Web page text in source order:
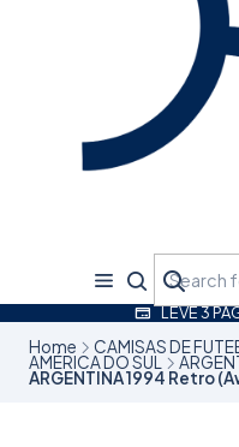
LEVE 3
Home CAMISAS DE
AMÉRICA DO SUL
ARGENTINA 1994 Retro